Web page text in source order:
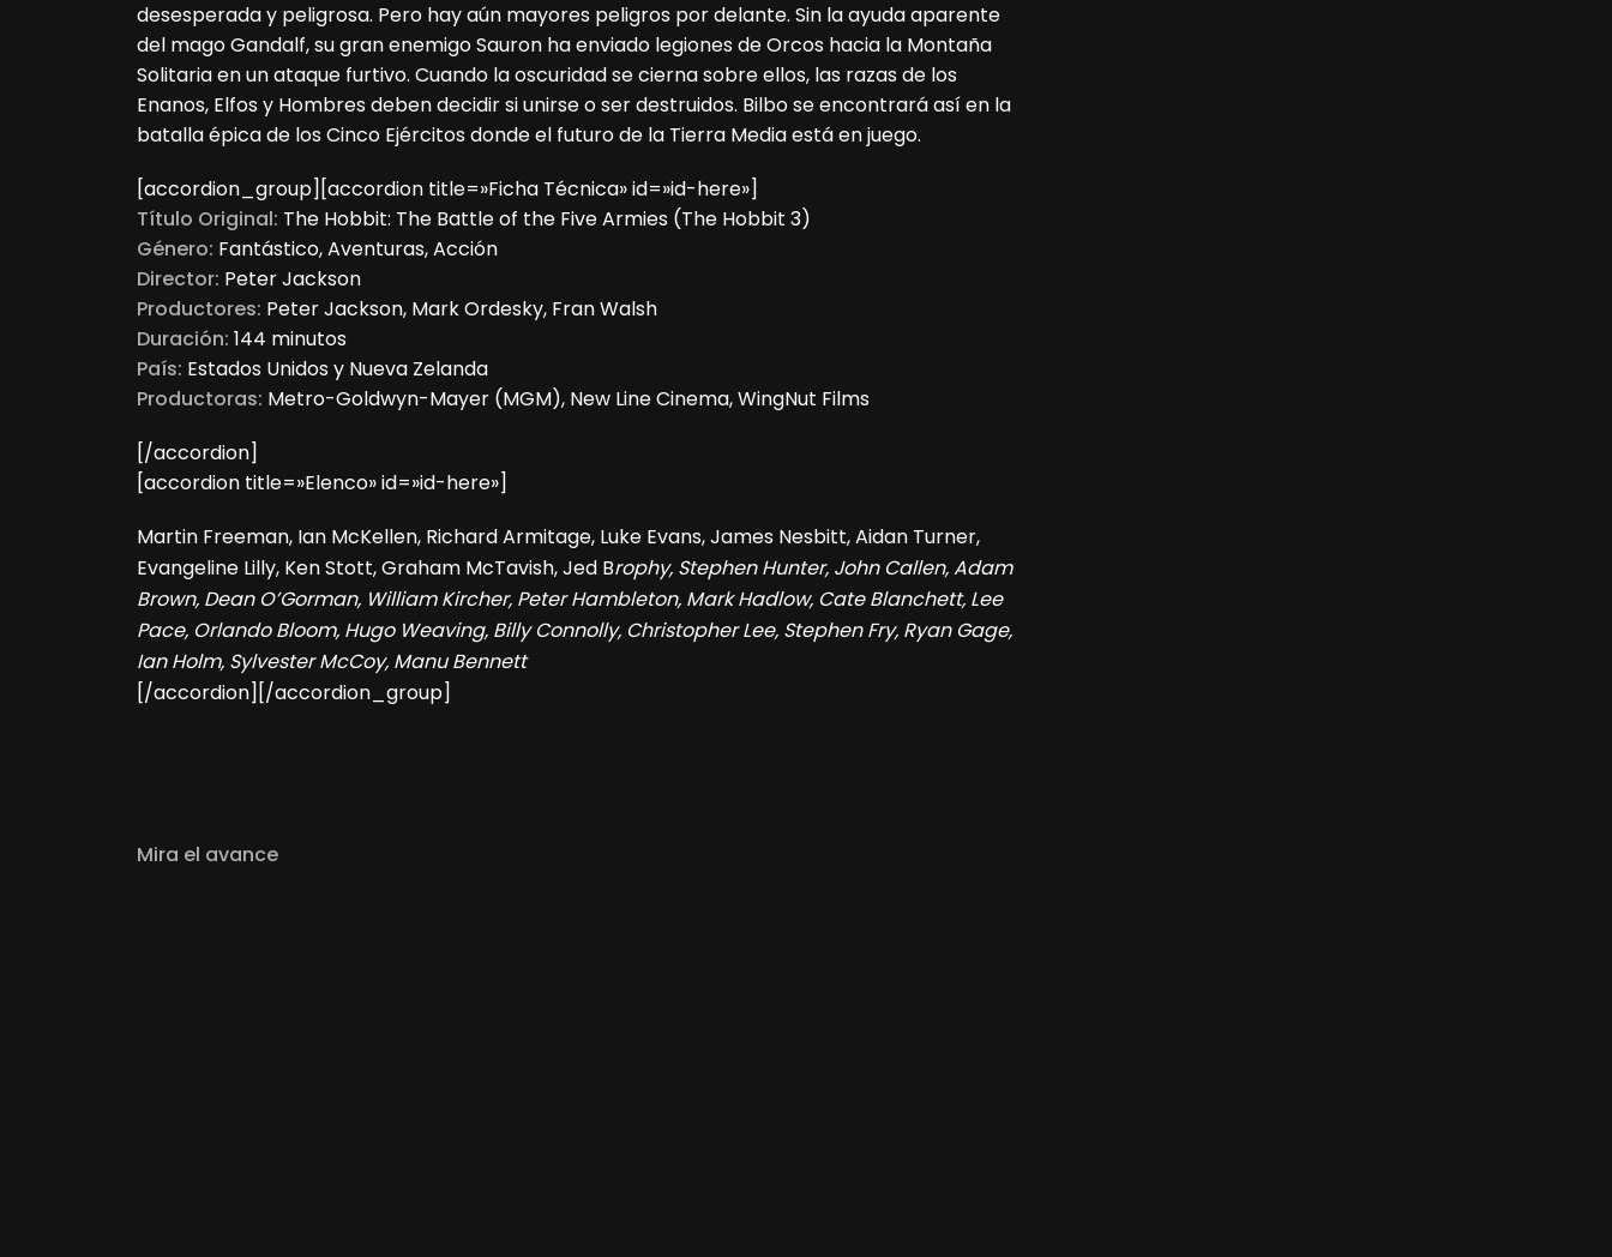
desesperada y peligrosa. Pero hay aún mayores peligros por delante. Sin la ayuda aparente
del mago Gandalf, su gran enemigo Sauron ha enviado legiones de Orcos hacia la Montaña
Solitaria en un ataque furtivo. Cuando la oscuridad se cierna sobre ellos, las razas de los
Enanos, Elfos y Hombres deben decidir si unirse o ser destruidos. Bilbo se encontrará así en la
batalla épica de los Cinco Ejércitos donde el futuro de la Tierra Media está en juego.
[accordion_group][accordion title=»Ficha Técnica» id=»id-here»]
Título Original: The Hobbit: The Battle of the Five Armies (The Hobbit 3)
Género: Fantástico, Aventuras, Acción
Director: Peter Jackson
Productores: Peter Jackson, Mark Ordesky, Fran Walsh
Duración: 144 minutos
País: Estados Unidos y Nueva Zelanda
Productoras: Metro-Goldwyn-Mayer (MGM), New Line Cinema, WingNut Films
[/accordion]
[accordion title=»Elenco» id=»id-here»]
Martin Freeman, Ian McKellen, Richard Armitage, Luke Evans, James Nesbitt, Aidan Turner,
Evangeline Lilly, Ken Stott, Graham McTavish, Jed Brophy, Stephen Hunter, John Callen, Adam
Brown, Dean O’Gorman, William Kircher, Peter Hambleton, Mark Hadlow, Cate Blanchett, Lee
Pace, Orlando Bloom, Hugo Weaving, Billy Connolly, Christopher Lee, Stephen Fry, Ryan Gage,
Ian Holm, Sylvester McCoy, Manu Bennett
[/accordion][/accordion_group]
Mira el avance